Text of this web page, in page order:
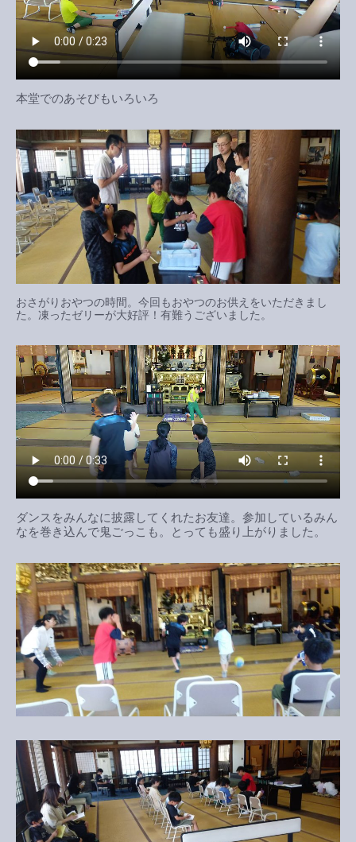
本堂でのあそびもいろいろ
おさがりおやつの時間。今回もおやつのお供えをいただきまし
た。凍ったゼリーが大好評！有難うございました。
ダンスをみんなに披露してくれたお友達。参加しているみん
なを巻き込んで鬼ごっこも。とっても盛り上がりました。